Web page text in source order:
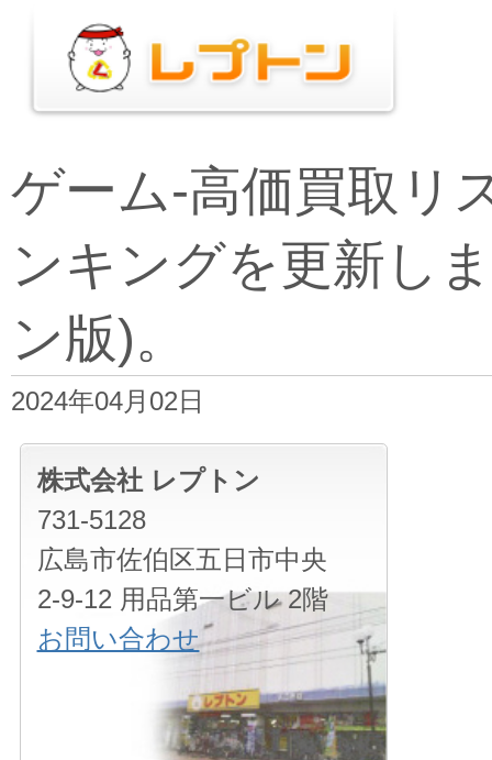
株式会社 レプトン
731-5128
広島市佐伯区五日市中央
2-9-12 用品第一ビル 2階
お問い合わせ
ゲーム-高価買取リ
ンキングを更新し
ン版)。
2024年04月02日